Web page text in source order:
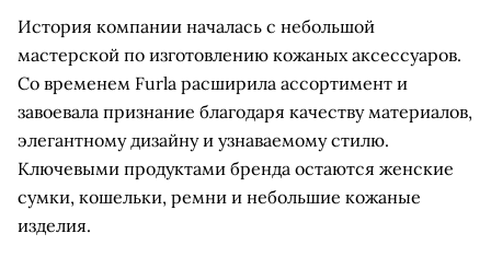
История компании началась с небольшой
мастерской по изготовлению кожаных аксессуаров.
Со временем Furla расширила ассортимент и
завоевала признание благодаря качеству материалов,
элегантному дизайну и узнаваемому стилю.
Ключевыми продуктами бренда остаются женские
сумки, кошельки, ремни и небольшие кожаные
изделия.